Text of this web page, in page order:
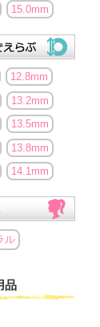
15.0mm
12.8mm
13.2mm
13.5mm
13.8mm
14.1mm
ル
品